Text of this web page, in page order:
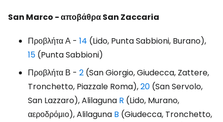
San Marco - αποβάθρα San Zaccaria
Προβλήτα Α - 14 (Lido, Punta Sabbioni, Burano),
15 (Punta Sabbioni)
Προβλήτα Β - 2 (San Giorgio, Giudecca, Zattere,
Tronchetto, Piazzale Roma),20 (San Servolo,
San Lazzaro), Alilaguna R (Lido, Murano,
αεροδρόμιο), Alilaguna B (Giudecca, Tronchetto,